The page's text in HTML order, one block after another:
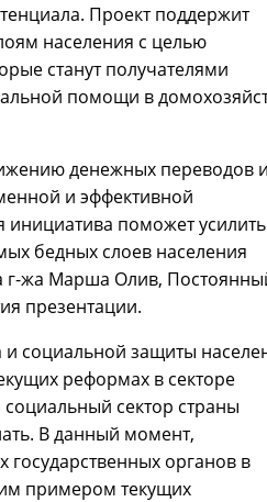
Проект поддержит
населения с целью
станут получателями
помощи в
денежных переводов и
и эффективной
поможет усилить
бедных слоев населения
г-жа Марша Олив,
презентации.
социальной защиты
реформах в секторе
сектор страны
В данный момент,
органов в
примером текущих